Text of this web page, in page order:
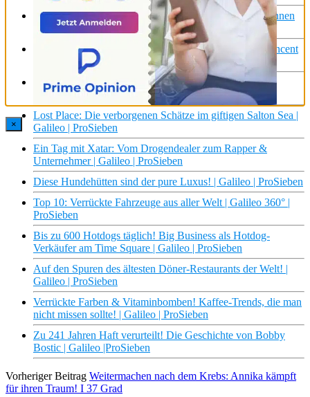
DRYAD: So will ein deutsches Team Waldbrände erkennen
und verhindern! | Galileo | ProSieben
Über 5100 Fußballfelder groß: Krasse Challenge für Vincent
im Mega-Solarpark! | Galileo | ProSieben
Mit Spielkarten zum Fruit Ninja! 5 Secrets über Karten |
Galileo | ProSieben
Lost Place: Die verborgenen Schätze im giftigen Salton Sea |
Galileo | ProSieben
Ein Tag mit Xatar: Vom Drogendealer zum Rapper &
Unternehmer | Galileo | ProSieben
Diese Hundehütten sind der pure Luxus! | Galileo | ProSieben
Top 10: Verrückte Fahrzeuge aus aller Welt | Galileo 360° |
ProSieben
Bis zu 600 Hotdogs täglich! Big Business als Hotdog-
Verkäufer am Time Square | Galileo | ProSieben
Auf den Spuren des ältesten Döner-Restaurants der Welt! |
Galileo | ProSieben
Verrückte Farben & Vitaminbomben! Kaffee-Trends, die man
nicht missen sollte! | Galileo | ProSieben
Zu 241 Jahren Haft verurteilt! Die Geschichte von Bobby
Bostic | Galileo |ProSieben
Vorheriger Beitrag Weitermachen nach dem Krebs: Annika kämpft
für ihren Traum! I 37 Grad
×